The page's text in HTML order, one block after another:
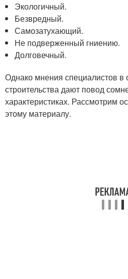
Экологичный.
Безвредный.
Самозатухающий.
Не подверженный гниению.
Долговечный.
Однако мнения специалистов в
строительства дают повод
характеристиках. Рассмотрим
этому материалу.